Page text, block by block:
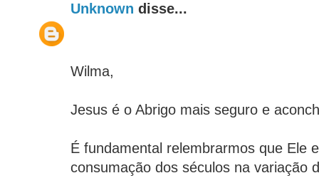
Unknown disse...
Wilma,
Jesus é o Abrigo mais seguro e
É fundamental relembrarmos que Ele
consumação dos séculos na variação